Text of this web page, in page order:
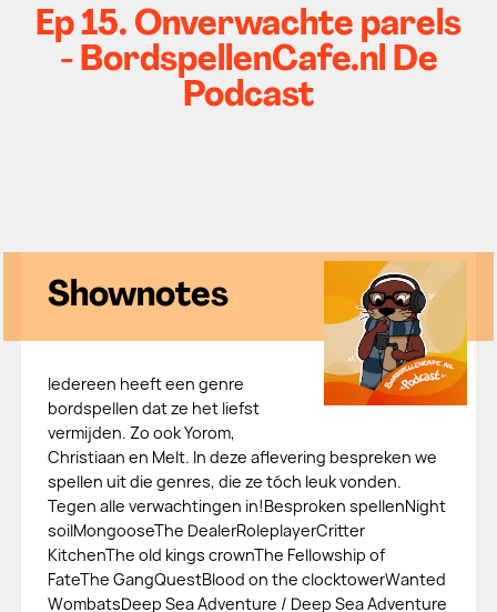
Ep 15. Onverwachte parels
- BordspellenCafe.nl De
Podcast
Shownotes
Iedereen heeft een genre
bordspellen dat ze het liefst
vermijden. Zo ook Yorom,
Christiaan en Melt. In deze aflevering bespreken we
spellen uit die genres, die ze tóch leuk vonden.
Tegen alle verwachtingen in!Besproken spellenNight
soilMongooseThe DealerRoleplayerCritter
KitchenThe old kings crownThe Fellowship of
FateThe GangQuestBlood on the clocktowerWanted
WombatsDeep Sea Adventure / Deep Sea Adventure